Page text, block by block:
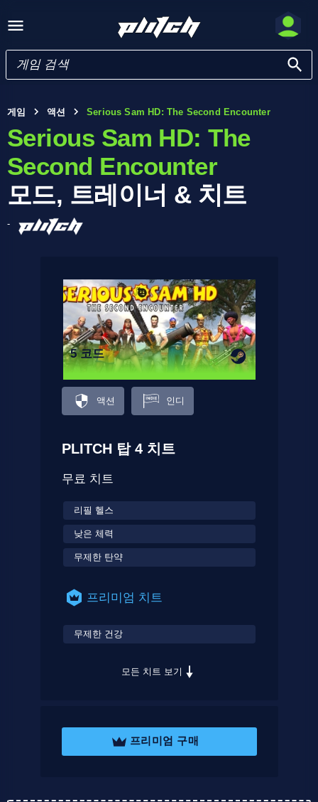
게임 액션 Serious Sam HD: The Second Encounter
Serious Sam HD: The
Second Encounter
모드, 트레이너 & 치트
-
5 코드
액션 인디
PLITCH 탑 4 치트
무료 치트
리필 헬스
낮은 체력
무제한 탄약
프리미엄 치트
무제한 건강
모든 치트 보기
프리미엄 구매